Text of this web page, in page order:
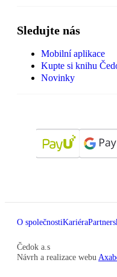
Sledujte nás
Mobilní aplikace
Kupte si knihu
Novinky
O společnostiKariéra
Čedok a.s
Návrh a realizace webu